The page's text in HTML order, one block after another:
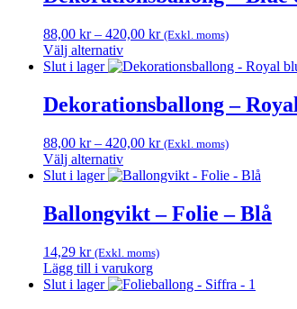
88,00 kr – 420,00 krPrisintervall:
till
(Exkl. moms)
Välj alternativ
Den
produkten
har
varianter.
De
olika
kan
väljas
på
produktsidan
Slut i lager
Dekorationsballong –
88,00 kr – 420,00 krPrisintervall:
till
(Exkl. moms)
Välj alternativ
Den
produkten
har
varianter.
De
olika
Slut i lager
Ballongvikt – Folie – Blå
14,29 kr (Exkl. moms)
Lägg till i varukorg
Slut i lager